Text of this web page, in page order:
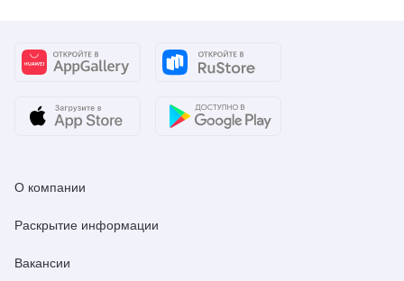
О компании
Раскрытие информации
Вакансии